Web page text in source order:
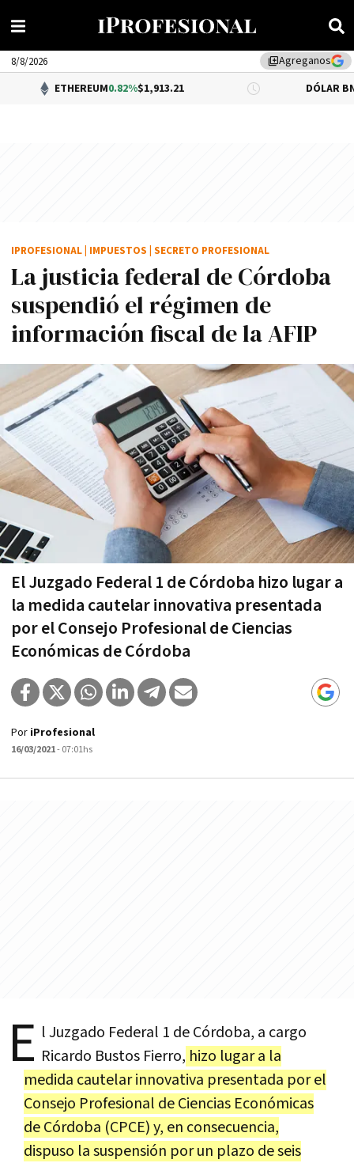
library_addAgreganos
8/8/2026
ETHEREUM0.82%$1,913.21 DÓLAR BNA0.34%
La justicia federal de Córdoba
suspendió el régimen de
información fiscal de la AFIP
El Juzgado Federal 1 de Córdoba hizo lugar a
la medida cautelar innovativa presentada
por el Consejo Profesional de Ciencias
Económicas de Córdoba
IPROFESIONAL IMPUESTOS SECRETO PROFESIONAL
Por iProfesional
16/03/2021- 07:01hs
E l Juzgado Federal 1 de Córdoba, a cargo
Ricardo Bustos Fierro, hizo lugar a la
medida cautelar innovativa presentada por el
Consejo Profesional de Ciencias Económicas
de Córdoba (CPCE) y, en consecuencia,
dispuso la suspensión por un plazo de seis